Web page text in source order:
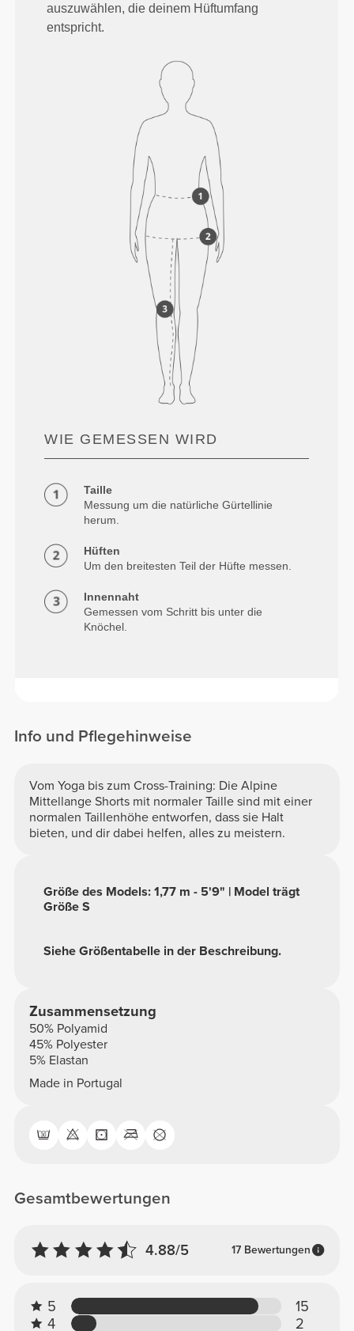
auszuwählen, die deinem Hüftumfang
entspricht.
WIE GEMESSEN WIRD
Taille
Messung um die natürliche Gürtellinie
herum.
Hüften
Um den breitesten Teil der Hüfte messen.
Innennaht
Gemessen vom Schritt bis unter die
Knöchel.
Info und Pflegehinweise
Vom Yoga bis zum Cross-Training: Die Alpine
Mittellange Shorts mit normaler Taille sind mit einer
normalen Taillenhöhe entworfen, dass sie Halt
bieten, und dir dabei helfen, alles zu meistern.
Siehe Größentabelle in der Beschreibung.
Größe des Models: 1,77 m - 5'9" | Model trägt
Größe S
Zusammensetzung
50% Polyamid
45% Polyester
5% Elastan
Made in Portugal
Gesamtbewertungen
4.88/5 17 Bewertungen
5
15
4
2